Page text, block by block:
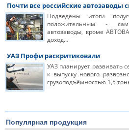
Почти все российские автозаводы
Подведены итоги
положительным -
автозаводы, кроме
доход…
УАЗ Профи раскритиковали
УАЗ планирует развивать
к выпуску нового
грузоподъёмностью 1,5
Популярная продукция